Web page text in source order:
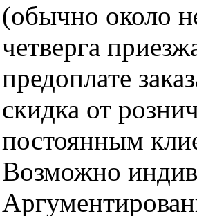
(обычно около
четверга
предоплате
скидка от
постоянным
Возможно